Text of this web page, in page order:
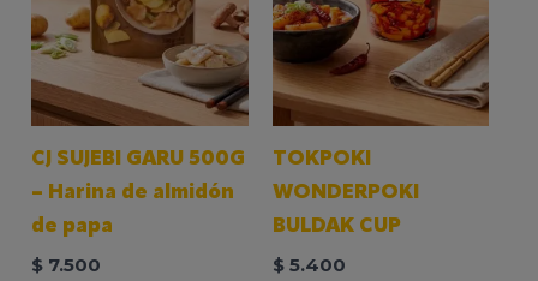
CJ SUJEBI GARU 500G
– Harina de almidón
de papa
$ 7.500
TOKPOKI
WONDERPOKI
BULDAK CUP
$5.400